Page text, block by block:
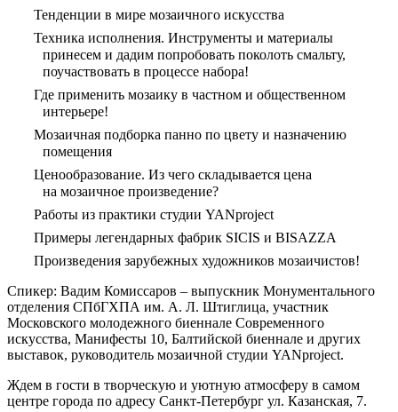
Тенденции в мире мозаичного искусства
Техника исполнения. Инструменты и материалы
принесем и дадим попробовать поколоть смальту,
поучаствовать в процессе набора!
Где применить мозаику в частном и общественном
интерьере!
Мозаичная подборка панно по цвету и назначению
помещения
Ценообразование. Из чего складывается цена
на мозаичное произведение?
Работы из практики студии YANproject
Примеры легендарных фабрик SICIS и BISAZZA
Произведения зарубежных художников мозаичистов!
Спикер: Вадим Комиссаров – выпускник Монументального
отделения СПбГХПА им. А. Л. Штиглица, участник
Московского молодежного биеннале Современного
искусства, Манифесты 10, Балтийской биеннале и других
выставок, руководитель мозаичной студии YANproject.
Ждем в гости в творческую и уютную атмосферу в самом
центре города по адресу Санкт-Петербург ул. Казанская, 7.